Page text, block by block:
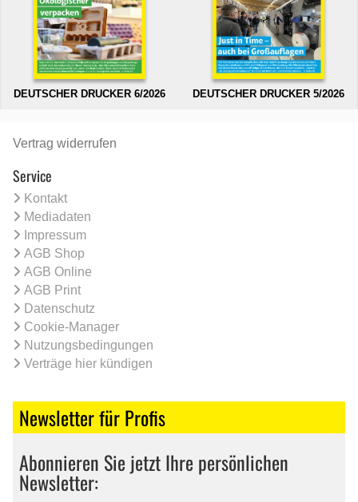
DEUTSCHER DRUCKER 6/2026 DEUTSCHER DRUCKER 5/2026
Vertrag widerrufen
Service
Kontakt
Mediadaten
Impressum
AGB Shop
AGB Online
AGB Print
Datenschutz
Cookie-Manager
Nutzungsbedingungen
Verträge hier kündigen
Newsletter für Profis
Abonnieren Sie jetzt Ihre persönlichen
Newsletter: